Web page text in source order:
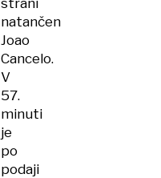
strani
natančen
Joao
Cancelo.
V
57.
minuti
je
po
podaji